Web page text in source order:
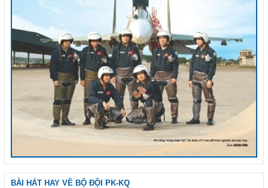
BÀI HÁT HAY VỀ BỘ ĐỘI PK-KQ